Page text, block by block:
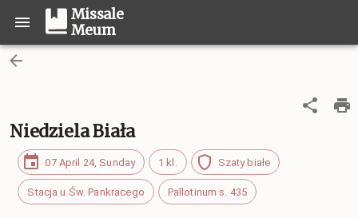
Missale
Meum
Niedziela Biała
07 April 24, Sunday 1 kl. Szaty białe
Stacja u Św. Pankracego Pallotinum s. 435